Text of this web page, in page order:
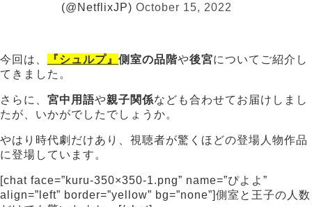
(@NetflixJP) October 15, 2022
今回は、 『シュルプ』 側室の品階や後宮についてご紹介し
てきました。
さらに、 宮中用語や親子関係なども合わせてお届けしまし
たが、いかがでしたでしょうか。
やはり時代劇だけあり、 視聴者が驚くほどの登場人物作品
に登場しています。
[chat face=”kuru-350×350-1.png” name=”ぴよよ”
align=”left” border=”yellow” bg=”none”]側室と王子の人数